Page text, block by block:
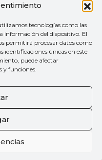
tecnologías como las
información del dispositivo. El
permitirá procesar datos como
únicas en este
puede afectar
y funciones.
de la música de València